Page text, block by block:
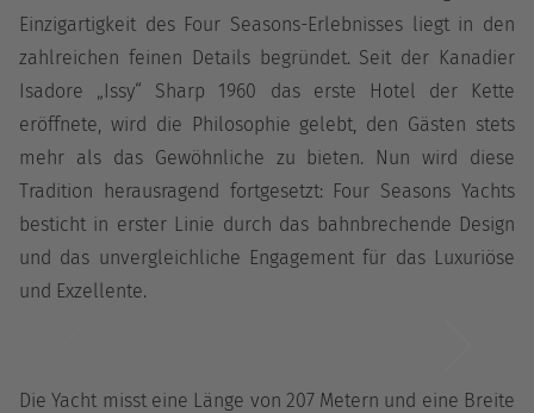
Einzigartigkeit des Four Seasons-Erlebnisses liegt in den
zahlreichen feinen Details begründet. Seit der Kanadier
Isadore „Issy“ Sharp 1960 das erste Hotel der Kette
eröffnete, wird die Philosophie gelebt, den Gästen stets
mehr als das Gewöhnliche zu bieten. Nun wird diese
Tradition herausragend fortgesetzt: Four Seasons Yachts
besticht in erster Linie durch das bahnbrechende Design
und das unvergleichliche Engagement für das Luxuriöse
und Exzellente.
Die Yacht misst eine Länge von 207 Metern und eine Breite